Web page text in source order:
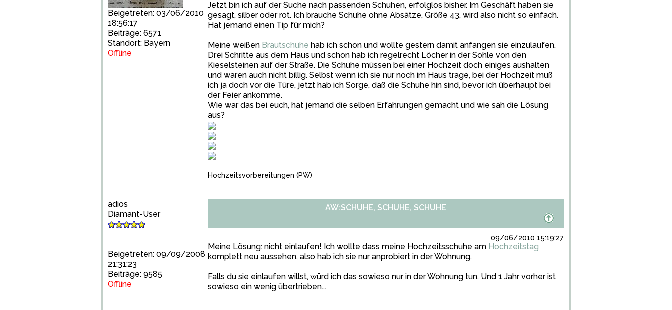
Beigetreten: 03/06/2010
18:56:17
Beiträge: 6571
Standort: Bayern
Offline
Jetzt bin ich auf der Suche nach passenden Schuhen, erfolglos bisher. Im Geschäft haben sie
gesagt, silber oder rot. Ich brauche Schuhe ohne Absätze, Größe 43, wird also nicht so einfach.
Hat jemand einen Tip für mich?
Meine weißen Brautschuhe hab ich schon und wollte gestern damit anfangen sie einzulaufen.
Drei Schritte aus dem Haus und schon hab ich regelrecht Löcher in der Sohle von den
Kieselsteinen auf der Straße. Die Schuhe müssen bei einer Hochzeit doch einiges aushalten
und waren auch nicht billig. Selbst wenn ich sie nur noch im Haus trage, bei der Hochzeit muß
ich ja doch vor die Türe, jetzt hab ich Sorge, daß die Schuhe hin sind, bevor ich überhaupt bei
der Feier ankomme.
Wie war das bei euch, hat jemand die selben Erfahrungen gemacht und wie sah die Lösung
aus?
Hochzeitsvorbereitungen (PW)
adios
Diamant-User
Beigetreten: 09/09/2008
21:31:23
Beiträge: 9585
Offline
AW:SCHUHE, SCHUHE, SCHUHE
09/06/2010 15:19:27
Meine Lösung: nicht einlaufen! Ich wollte dass meine Hochzeitsschuhe am Hochzeitstag
komplett neu aussehen, also hab ich sie nur anprobiert in der Wohnung.
Falls du sie einlaufen willst, würd ich das sowieso nur in der Wohnung tun. Und 1 Jahr vorher ist
sowieso ein wenig übertrieben...